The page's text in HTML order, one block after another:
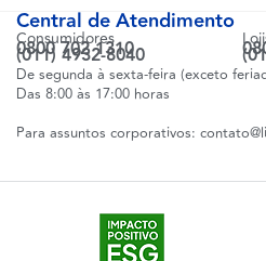
Central de Atendimento
Consumidores
0800 702 1310
(011) 4932-8040
De segunda à sexta-feira (exceto
Das 8:00 às 17:00 horas
Para assuntos corporativos: